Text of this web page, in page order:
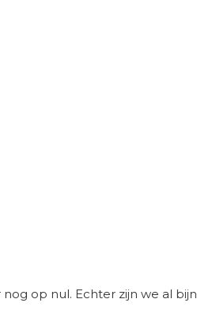
op nul. Echter zijn we al